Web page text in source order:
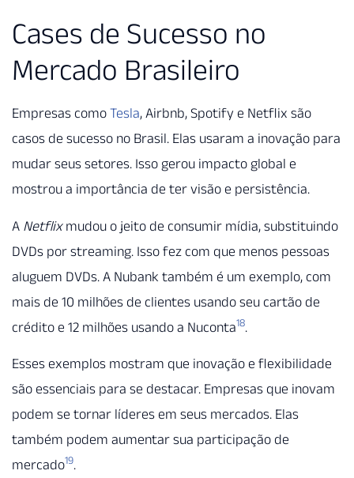
Cases de Sucesso no
Mercado Brasileiro
Empresas como Tesla, Airbnb, Spotify e Netflix são
casos de sucesso no Brasil. Elas usaram a inovação para
mudar seus setores. Isso gerou impacto global e
mostrou a importância de ter visão e persistência.
A Netflixmudou o jeito de consumir mídia, substituindo
DVDs por streaming. Isso fez com que menos pessoas
aluguem DVDs. A Nubank também é um exemplo, com
mais de 10 milhões de clientes usando seu cartão de
crédito e 12 milhões usando a Nuconta18.
Esses exemplos mostram que inovação e flexibilidade
são essenciais para se destacar. Empresas que inovam
podem se tornar líderes em seus mercados. Elas
também podem aumentar sua participação de
mercado19.